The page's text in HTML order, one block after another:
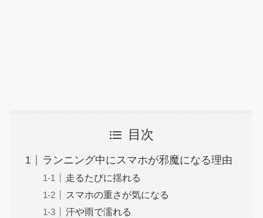
目次
ランニング中にスマホが邪魔になる理由
走るたびに揺れる
スマホの重さが気になる
汗や雨で濡れる